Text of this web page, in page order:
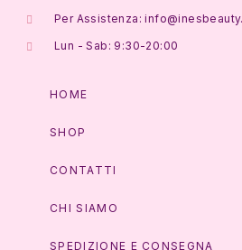
Per Assistenza:
Lun - Sab: 9:30-20:00
HOME
SHOP
CONTATTI
CHI SIAMO
SPEDIZIONE E CONSEGNA